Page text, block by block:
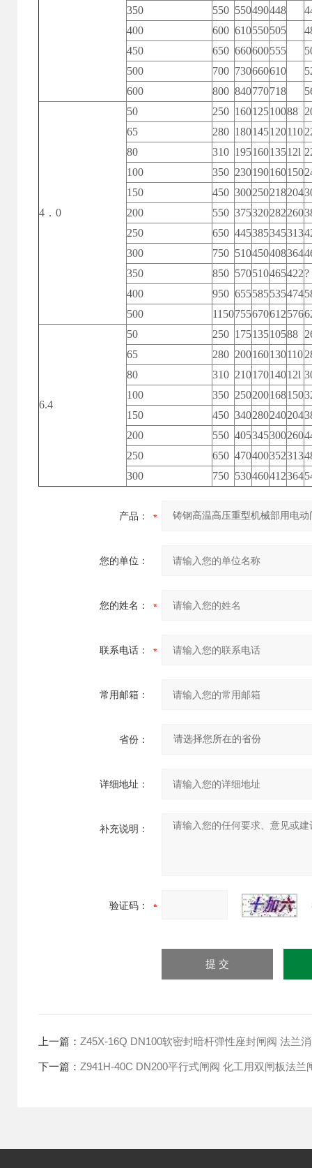
350 550 550490448
400
600 610550505
450
650 660600555
500
700 730660610
600
800 840770718
4．0
50 250 16012510088
65
280 180145120110
80
310 19516013512l
100
350 230190160150
150
450 300250218204
200
550 375320282260
250
650 445385345313
300
750 510450408364
350
850 570510465422?
400
950 655585535474
500
1150755670612576
6.4
50 250 17513510588
65
280 200160130110
80
310 21017014012l
100
350 250200168150
150
450 340280240204
200
550 405345300260
250
650 470400352313
300
750 530460412364
产品：
您的单位：
您的姓名：
联系电话：
常用邮箱：
省份：
详细地址：
补充说明：
验证码：
上一篇： Z45X-16Q DN100软密封暗杆弹性座封闸阀 法兰
下一篇： Z941H-40C DN200平行式闸阀 化工用双闸板法兰